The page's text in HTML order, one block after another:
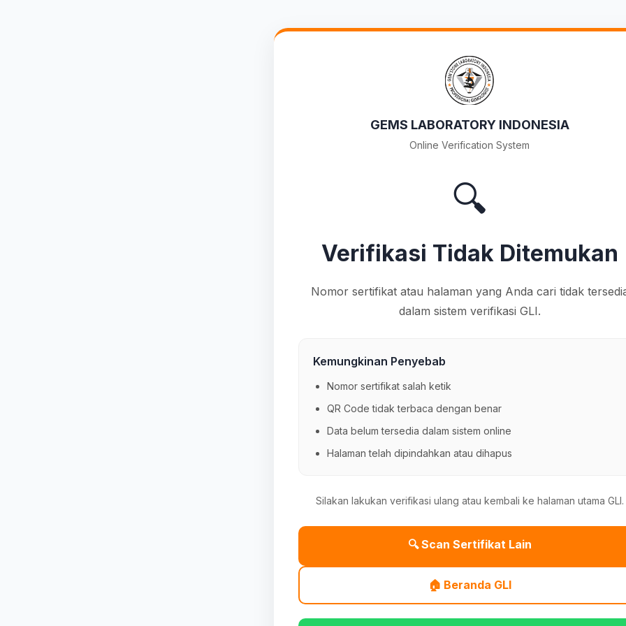
GEMS LABORATORY INDONESIA
Online Verification System
🔍
Verifikasi Tidak Ditemukan
Nomor sertifikat atau halaman yang Anda cari tidak
dalam sistem verifikasi GLI.
Kemungkinan Penyebab
Nomor sertifikat salah ketik
QR Code tidak terbaca dengan benar
Data belum tersedia dalam sistem online
Halaman telah dipindahkan atau dihapus
Silakan lakukan verifikasi ulang atau kembali ke halaman utama GLI.
🔍 Scan Sertifikat Lain
🏠 Beranda GLI